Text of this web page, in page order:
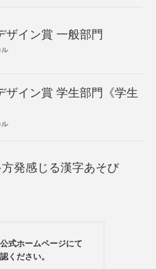
ザイン賞 一般部門
ル
ザイン賞 学生部門《学生
ル
発感じる漢字あそび
式ホームページにて
ください。